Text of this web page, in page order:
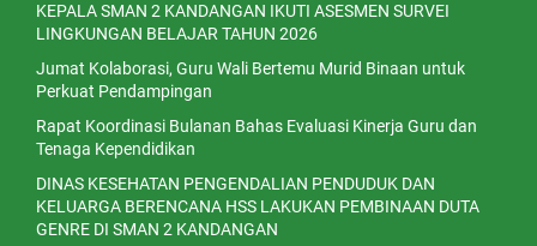
KEPALA SMAN 2 KANDANGAN IKUTI ASESMEN SURVEI
LINGKUNGAN BELAJAR TAHUN 2026
Jumat Kolaborasi, Guru Wali Bertemu Murid Binaan untuk
Perkuat Pendampingan
Rapat Koordinasi Bulanan Bahas Evaluasi Kinerja Guru dan
Tenaga Kependidikan
DINAS KESEHATAN PENGENDALIAN PENDUDUK DAN
KELUARGA BERENCANA HSS LAKUKAN PEMBINAAN DUTA
GENRE DI SMAN 2 KANDANGAN